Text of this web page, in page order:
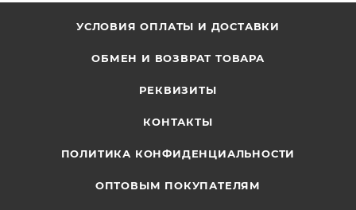
УСЛОВИЯ ОПЛАТЫ И ДОСТАВКИ
ОБМЕН И ВОЗВРАТ ТОВАРА
РЕКВИЗИТЫ
КОНТАКТЫ
ПОЛИТИКА КОНФИДЕНЦИАЛЬНОСТИ
ОПТОВЫМ ПОКУПАТЕЛЯМ